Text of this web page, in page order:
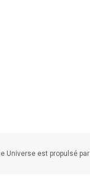
Universe est propulsé par